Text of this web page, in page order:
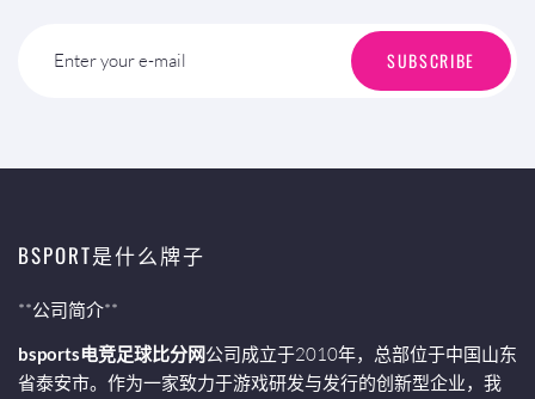
Enter your e-mail SUBSCRIBE
BSPORT是什么牌子
**公司简介**
bsports电竞足球比分网公司成立于2010年，总部位于中国山东
省泰安市。作为一家致力于游戏研发与发行的创新型企业，我